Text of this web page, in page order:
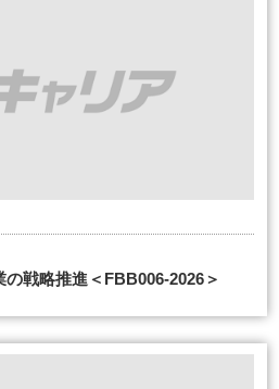
戦略推進＜FBB006-2026＞